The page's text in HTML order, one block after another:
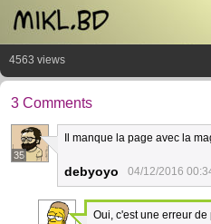
4563 views
3 Comments
35
Il manque la page avec la
debyoyo 04/12/2016
Oui, c'est une erreur